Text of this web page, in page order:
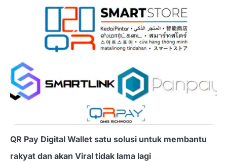
QR Pay Digital Wallet satu solusi untuk membantu
rakyat dan akan Viral tidak lama lagi